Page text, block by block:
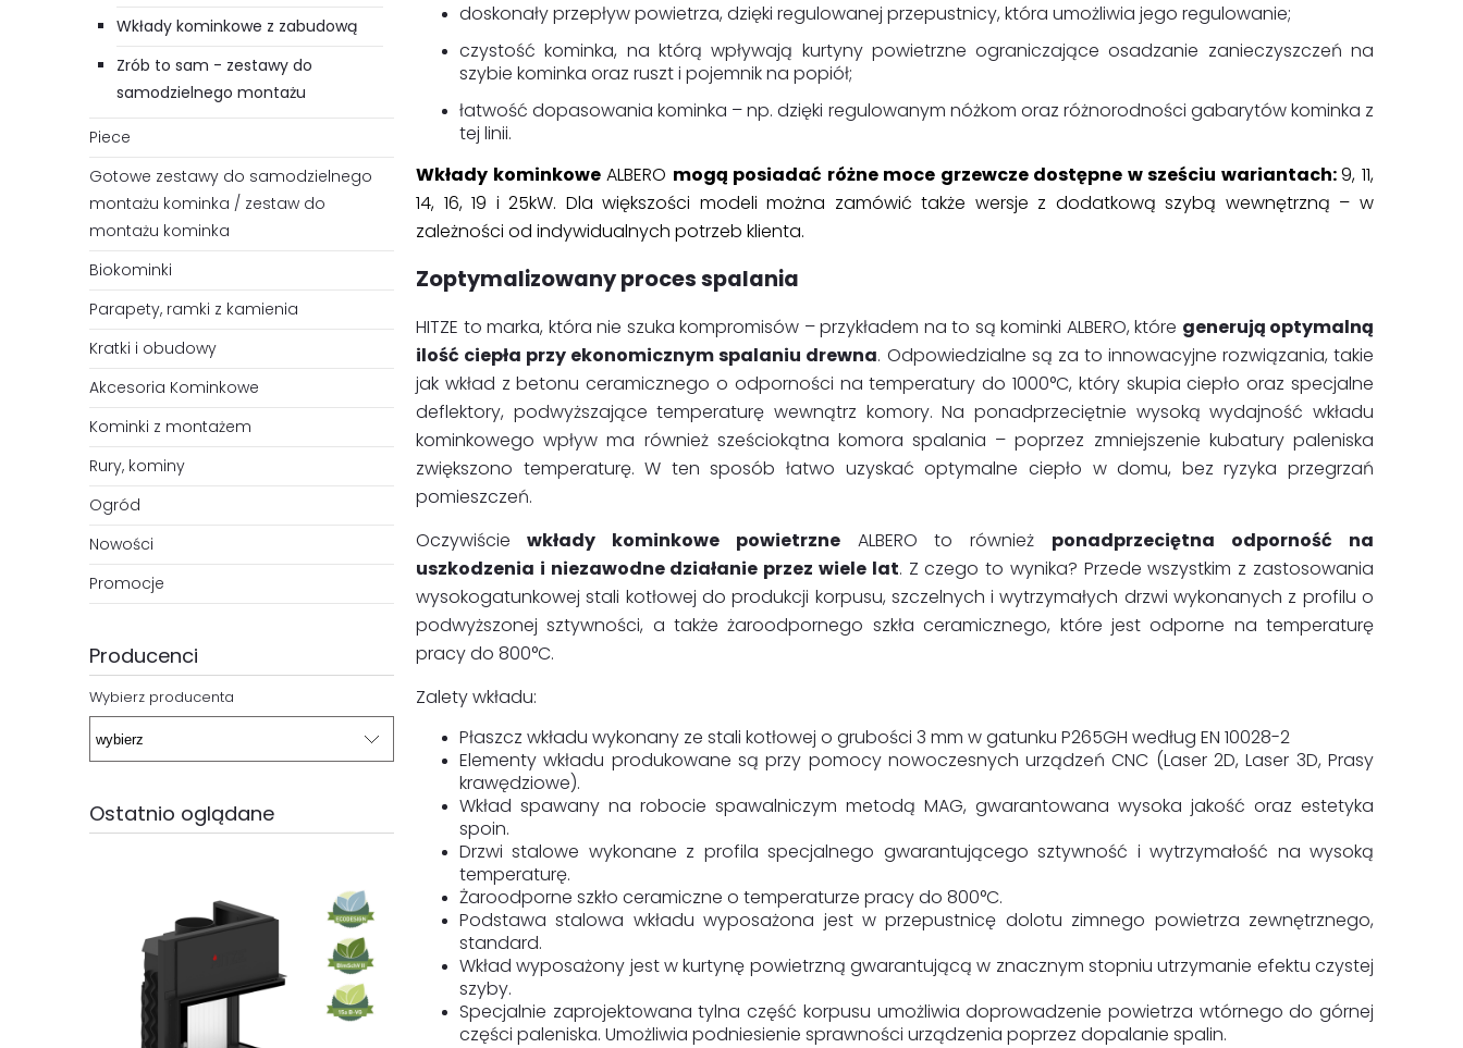
Wkłady kominkowe z zabudową
Zrób to sam - zestawy do
samodzielnego montażu
Piece
Gotowe zestawy do samodzielnego
montażu kominka / zestaw do
montażu kominka
Biokominki
Parapety, ramki z kamienia
Kratki i obudowy
Akcesoria Kominkowe
Kominki z montażem
Rury, kominy
Ogród
Nowości
Promocje
Producenci
Wybierz producenta
Ostatnio oglądane
doskonały przepływ powietrza, dzięki regulowanej przepustnicy, która umożliwia jego regulowanie;
czystość kominka, na którą wpływają kurtyny powietrzne ograniczające osadzanie zanieczyszczeń na
szybie kominka oraz ruszt i pojemnik na popiół;
łatwość dopasowania kominka – np. dzięki regulowanym nóżkom oraz różnorodności gabarytów kominka z
tej linii.
Wkłady kominkoweALBERO mogą posiadać różne moce grzewcze dostępne w sześciu wariantach:9, 11,
14, 16, 19 i 25kW. Dla większości modeli można zamówić także wersje z dodatkową szybą wewnętrzną – w
zależności od indywidualnych potrzeb klienta.
Zoptymalizowany proces spalania
HITZE to marka, która nie szuka kompromisów – przykładem na to są kominki ALBERO, które generują optymalną
ilość ciepła przy ekonomicznym spalaniu drewna. Odpowiedzialne są za to innowacyjne rozwiązania, takie
jak wkład z betonu ceramicznego o odporności na temperatury do 1000°C, który skupia ciepło oraz specjalne
deflektory, podwyższające temperaturę wewnątrz komory. Na ponadprzeciętnie wysoką wydajność wkładu
kominkowego wpływ ma również sześciokątna komora spalania – poprzez zmniejszenie kubatury paleniska
zwiększono temperaturę. W ten sposób łatwo uzyskać optymalne ciepło w domu, bez ryzyka przegrzań
pomieszczeń.
Oczywiście wkłady kominkowe powietrzneALBERO to również ponadprzeciętna odporność na
uszkodzenia i niezawodne działanie przez wiele lat. Z czego to wynika? Przede wszystkim z zastosowania
wysokogatunkowej stali kotłowej do produkcji korpusu, szczelnych i wytrzymałych drzwi wykonanych z profilu o
podwyższonej sztywności, a także żaroodpornego szkła ceramicznego, które jest odporne na temperaturę
pracy do 800°C.
Zalety wkładu:
Płaszcz wkładu wykonany ze stali kotłowej o grubości 3 mm w gatunku P265GH według EN 10028-2
Elementy wkładu produkowane są przy pomocy nowoczesnych urządzeń CNC (Laser 2D, Laser 3D, Prasy
krawędziowe).
Wkład spawany na robocie spawalniczym metodą MAG, gwarantowana wysoka jakość oraz estetyka
spoin.
Drzwi stalowe wykonane z profila specjalnego gwarantującego sztywność i wytrzymałość na wysoką
temperaturę.
Żaroodporne szkło ceramiczne o temperaturze pracy do 800°C.
Podstawa stalowa wkładu wyposażona jest w przepustnicę dolotu zimnego powietrza zewnętrznego,
standard.
Wkład wyposażony jest w kurtynę powietrzną gwarantującą w znacznym stopniu utrzymanie efektu czystej
szyby.
Specjalnie zaprojektowana tylna część korpusu umożliwia doprowadzenie powietrza wtórnego do górnej
części paleniska. Umożliwia podniesienie sprawności urządzenia poprzez dopalanie spalin.